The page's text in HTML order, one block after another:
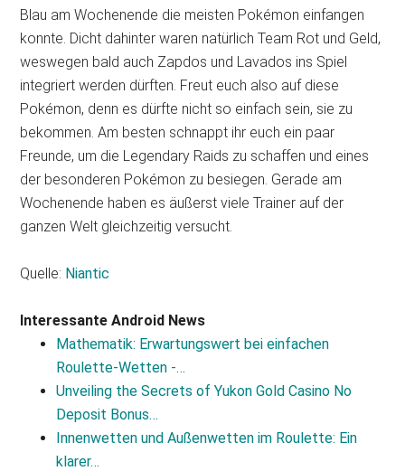
Blau am Wochenende die meisten Pokémon einfangen
konnte. Dicht dahinter waren natürlich Team Rot und Geld,
weswegen bald auch Zapdos und Lavados ins Spiel
integriert werden dürften. Freut euch also auf diese
Pokémon, denn es dürfte nicht so einfach sein, sie zu
bekommen. Am besten schnappt ihr euch ein paar
Freunde, um die Legendary Raids zu schaffen und eines
der besonderen Pokémon zu besiegen. Gerade am
Wochenende haben es äußerst viele Trainer auf der
ganzen Welt gleichzeitig versucht.
Quelle: Niantic
Interessante Android News
Mathematik: Erwartungswert bei einfachen
Roulette-Wetten -…
Unveiling the Secrets of Yukon Gold Casino No
Deposit Bonus…
Innenwetten und Außenwetten im Roulette: Ein
klarer…